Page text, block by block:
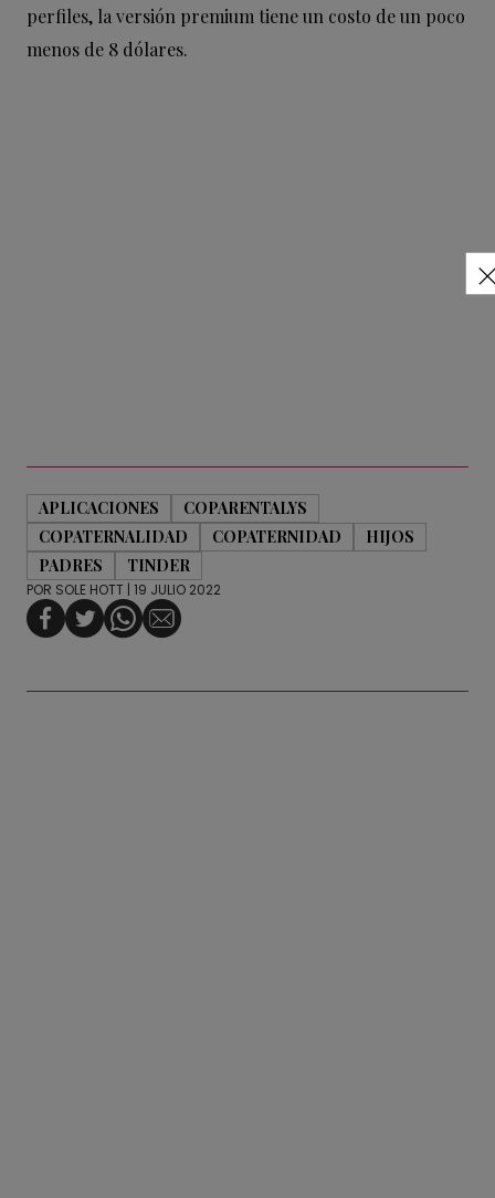
perfiles, la versión premium tiene un costo de un poco
menos de 8 dólares.
APLICACIONES
COPARENTALYS
COPATERNALIDAD
COPATERNIDAD
HIJOS
PADRES
TINDER
POR SOLE HOTT | 19 JULIO 2022